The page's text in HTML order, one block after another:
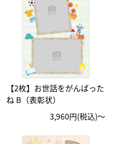
【2枚】お世話をがんばった
ね B（表彰状）
3,960円(税込)〜